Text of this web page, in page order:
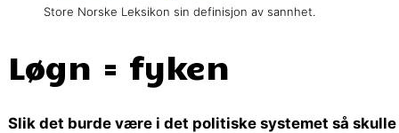
Store Norske Leksikon sin definisjon av sannhet.
Løgn = fyken
Slik det burde være i det politiske systemet så